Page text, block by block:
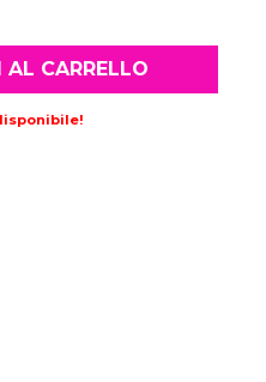
AL CARRELLO